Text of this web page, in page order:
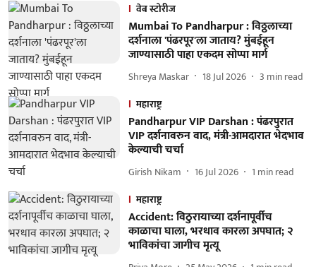
वेब स्टोरीज
Mumbai To Pandharpur : विठ्ठलाच्या
दर्शनाला 'पंढरपूर'ला जाताय? मुंबईहून
जाण्यासाठी पाहा एकदम सोप्पा मार्ग
Shreya Maskar 18 Jul 2026 3 min read
महाराष्ट्र
Pandharpur VIP Darshan : पंढरपुरात
VIP दर्शनावरुन वाद, मंत्री-आमदारात भेदभाव
केल्याची चर्चा
Girish Nikam 16 Jul 2026 1 min read
महाराष्ट्र
Accident: विठुरायाच्या दर्शनापूर्वीच
काळाचा घाला, भरधाव कारला अपघात; २
भाविकांचा जागीच मृत्यू